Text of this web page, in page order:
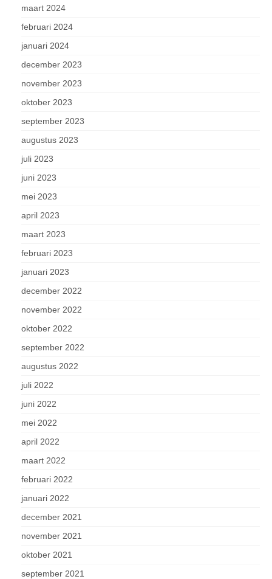
maart 2024
februari 2024
januari 2024
december 2023
november 2023
oktober 2023
september 2023
augustus 2023
juli 2023
juni 2023
mei 2023
april 2023
maart 2023
februari 2023
januari 2023
december 2022
november 2022
oktober 2022
september 2022
augustus 2022
juli 2022
juni 2022
mei 2022
april 2022
maart 2022
februari 2022
januari 2022
december 2021
november 2021
oktober 2021
september 2021